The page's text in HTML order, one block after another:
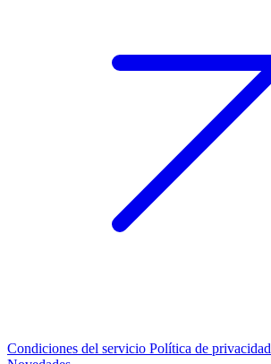
Condiciones del servicio Política de privacidad